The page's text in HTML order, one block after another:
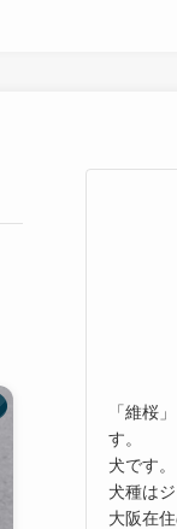
「維桜
す。
犬です。
犬種は
大阪在